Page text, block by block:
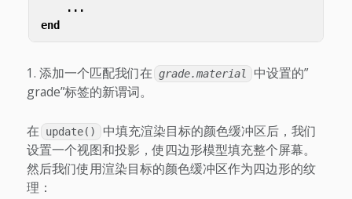
...
end
添加一个匹配我们在 grade.material
中设置的”
grade”标签的新谓词。
在 update()
中填充渲染目标的颜色缓冲区后，我们
设置一个视图和投影，使四边形模型填充整个屏幕。
然后我们使用渲染目标的颜色缓冲区作为四边形的纹
理：